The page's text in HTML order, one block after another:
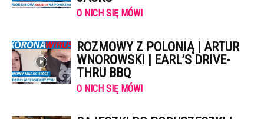
O NICH SIĘ MÓWI
ROZMOWY Z POLONIĄ | ARTUR
WNOROWSKI | EARL’S DRIVE-
THRU BBQ
O NICH SIĘ MÓWI